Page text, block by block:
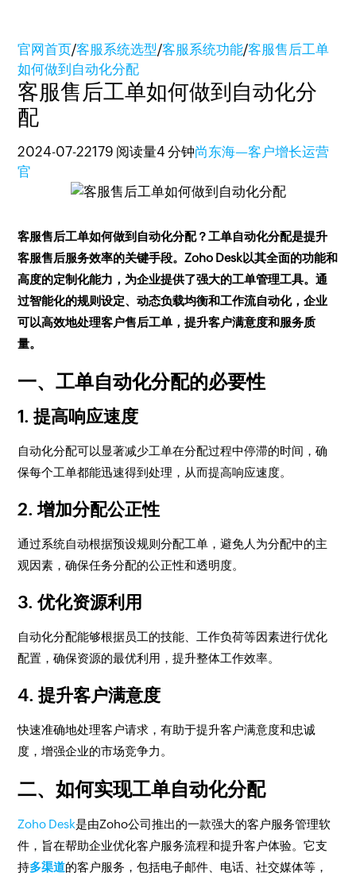
官网首页/客服系统选型/客服系统功能/客服售后工单
如何做到自动化分配
客服售后工单如何做到自动化分
配
2024-07-22179 阅读量4 分钟尚东海—客户增长运营
官
客服售后工单如何做到自动化分配？工单自动化分配是提升
客服售后服务效率的关键手段。Zoho Desk以其全面的功能和
高度的定制化能力，为企业提供了强大的工单管理工具。通
过智能化的规则设定、动态负载均衡和工作流自动化，企业
可以高效地处理客户售后工单，提升客户满意度和服务质
量。
一、工单自动化分配的必要性
1. 提高响应速度
自动化分配可以显著减少工单在分配过程中停滞的时间，确
保每个工单都能迅速得到处理，从而提高响应速度。
2. 增加分配公正性
通过系统自动根据预设规则分配工单，避免人为分配中的主
观因素，确保任务分配的公正性和透明度。
3. 优化资源利用
自动化分配能够根据员工的技能、工作负荷等因素进行优化
配置，确保资源的最优利用，提升整体工作效率。
4. 提升客户满意度
快速准确地处理客户请求，有助于提升客户满意度和忠诚
度，增强企业的市场竞争力。
二、如何实现工单自动化分配
Zoho Desk是由Zoho公司推出的一款强大的客户服务管理软
件，旨在帮助企业优化客户服务流程和提升客户体验。它支
持多渠道的客户服务，包括电子邮件、电话、社交媒体等，